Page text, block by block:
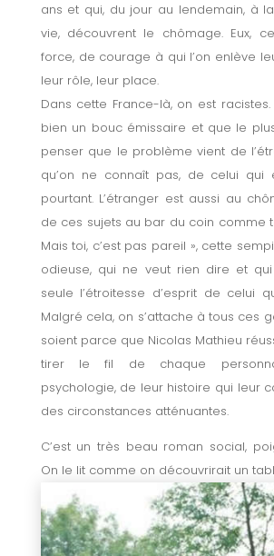
ans et qui, du jour au lendemain, à
vie, découvrent le chômage. Eux,
force, de courage à qui l’on enlève
leur rôle, leur place.
Dans cette France-là, on est racistes.
bien un bouc émissaire et que le
penser que le problème vient de
qu’on ne connaît pas, de celui qui
pourtant. L’étranger est aussi au
de ces sujets au bar du coin comme
Mais toi, c’est pas pareil », cette
odieuse, qui ne veut rien dire et
seule l’étroitesse d’esprit de celui
Malgré cela, on s’attache à tous ces
soient parce que Nicolas Mathieu
tirer le fil de chaque
psychologie, de leur histoire qui leur
des circonstances atténuantes.
C’est un très beau roman social,
On le lit comme on découvrirait un